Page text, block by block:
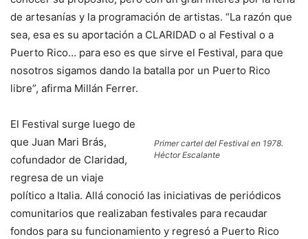
de artesanías y la programación de artistas. “La razón que
sea, esa es su aportación a CLARIDAD o al Festival o a
Puerto Rico… para eso es que sirve el Festival, para que
nosotros sigamos dando la batalla por un Puerto Rico
libre”, afirma Millán Ferrer.
Primer cartel del Festival en 1978.
Héctor Escalante
El Festival surge luego de
que Juan Mari Brás,
cofundador de Claridad,
regresa de un viaje
político a Italia. Allá conoció las iniciativas de periódicos
comunitarios que realizaban festivales para recaudar
fondos para su funcionamiento y regresó a Puerto Rico